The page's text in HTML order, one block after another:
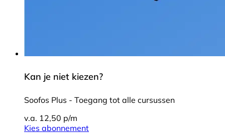
Kan je niet kiezen?
Soofos Plus - Toegang tot alle cursussen
v.a. 12,50 p/m
Kies abonnement